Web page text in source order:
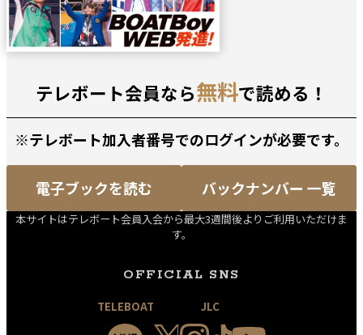
テレボート会員なら無料で読める！
※テレボート加入者番号でのログインが必要です。
電子ブックを読む バックナンバー 一覧
本サイトはテレボート会員入会から最大3週間後よりご利用いただけま
す。
OFFICIAL SNS
TELEBOAT JLC